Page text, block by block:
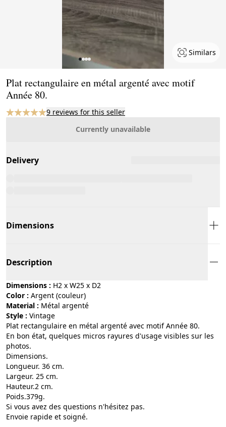
Similars
Plat rectangulaire en métal argenté avec motif
Année 80.
9 reviews for this seller
Currently unavailable
Delivery
Dimensions
Description
Dimensions : H2 x W25 x D2
Color :
argent (couleur)
Material :
métal argenté
Style :
vintage
Plat rectangulaire en métal argenté avec motif Année 80.
En bon état, quelques micros rayures d'usage visibles sur les
photos.
Dimensions.
Longueur. 36 cm.
Largeur. 25 cm.
Hauteur.2 cm.
Poids.379g.
Si vous avez des questions n'hésitez pas.
Envoie rapide et soigné.